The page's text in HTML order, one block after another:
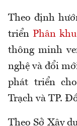
Theo định
triển Phân
thông minh
nghệ và đổi
phát triển
Trạch và TP.
Theo Sở Xây